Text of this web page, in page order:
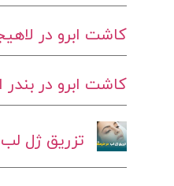
کاشت ابرو در
کاشت ابرو در بندر
تزریق ژل